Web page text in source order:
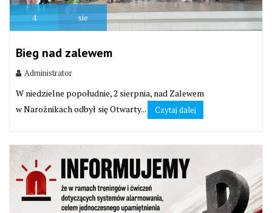
4 sie
Bieg nad zalewem
Administrator
W niedzielne popołudnie, 2 sierpnia, nad Zalewem
w Narożnikach odbył się Otwarty...
Czytaj dalej